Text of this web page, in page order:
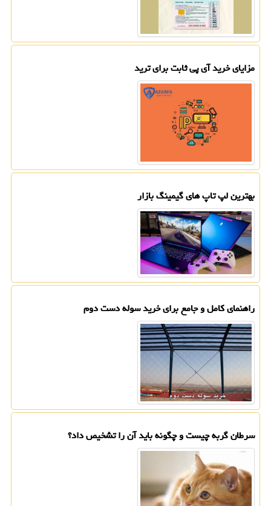
مزایای خرید آی پی ثابت برای ترید
بهترین لپ تاپ های گیمینگ بازار
راهنمای کامل و جامع برای خرید سوله دست دوم
سرطان گربه چیست و چگونه باید آن را تشخیص داد؟